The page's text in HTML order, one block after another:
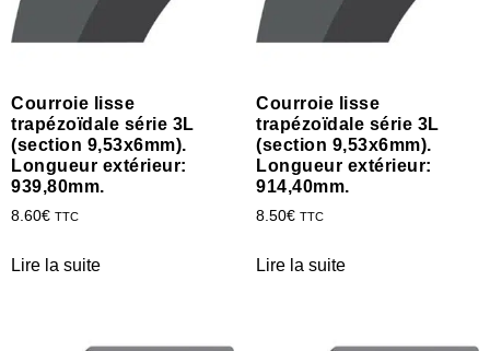
Courroie lisse
trapézoïdale série 3L
(section 9,53x6mm).
Longueur extérieur:
939,80mm.
8.60€ TTC
Lire la suite
Courroie lisse
trapézoïdale série 3L
(section 9,53x6mm).
Longueur extérieur:
914,40mm.
8.50€ TTC
Lire la suite